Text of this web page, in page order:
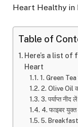
Heart Healthy in
Table of
Here’s a list
Heart
1. Green Tea
2. Olive Oil
3. पर्याप्त नीद लें
4. फाइबर
5.